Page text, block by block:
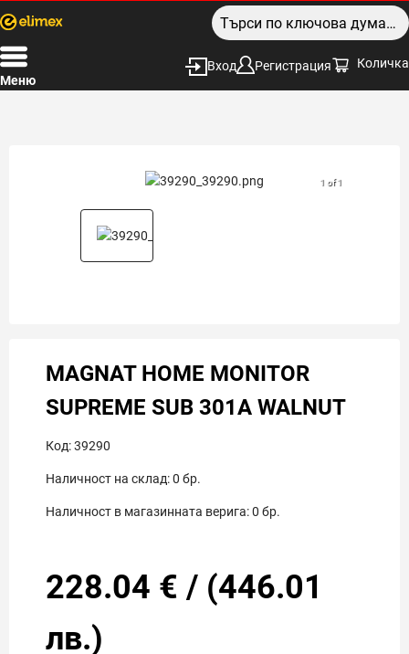
Меню
Вход Регистрация Количка
1 of 1
MAGNAT HOME MONITOR
SUPREME SUB 301A WALNUT
Код:39290
Наличност на склад:0 бр.
Наличност в магазинната верига:0 бр.
228.04 € / (446.01
лв.)